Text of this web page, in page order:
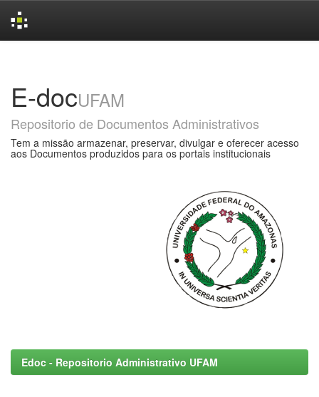
E-docUFAM
Repositorio de Documentos Administrativos
Tem a missão armazenar, preservar, divulgar e oferecer acesso
aos Documentos produzidos para os portais institucionais
Edoc - Repositorio Administrativo UFAM